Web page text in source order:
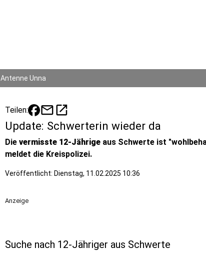
Antenne Unna
Teilen: mailopen_in_new
Update: Schwerterin wieder da
Die vermisste 12-Jährige aus Schwerte ist
meldet die Kreispolizei.
Veröffentlicht: Dienstag, 11.02.2025 10:36
Anzeige
Suche nach 12-Jähriger aus Schwerte